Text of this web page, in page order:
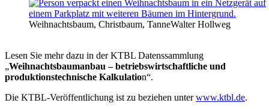
Weihnachtsbaum, Christbaum, TanneWalter Hollweg
Lesen Sie mehr dazu in der KTBL Datenssammlung
„Weihnachtsbaumanbau – betriebswirtschaftliche und
produktionstechnische Kalkulation“.
Die KTBL-Veröffentlichung ist zu beziehen unterwww.ktbl.de.